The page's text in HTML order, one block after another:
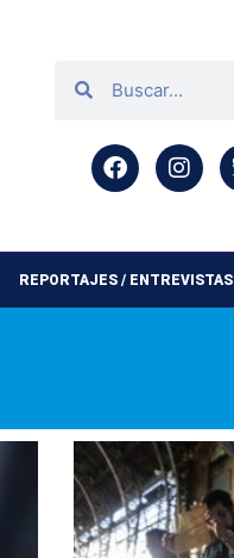
REPORTAJES / ENTREVISTAS